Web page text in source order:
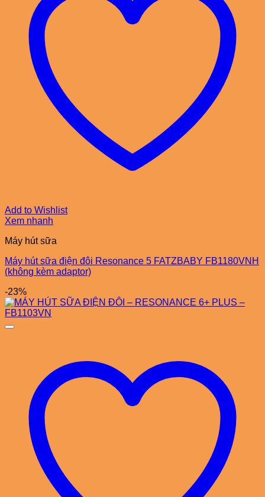
Add to Wishlist
Xem nhanh
Máy hút sữa
Máy hút sữa điện đôi Resonance 5 FATZBABY FB1180VNH
(không kèm adaptor)
-23%